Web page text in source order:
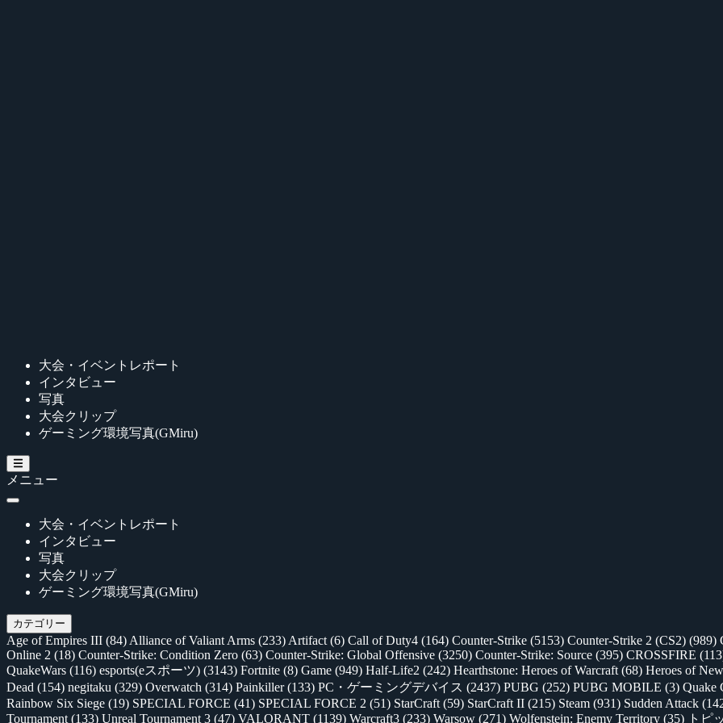
大会・イベントレポート
インタビュー
写真
大会クリップ
ゲーミング環境写真(GMiru)
メニュー
大会・イベントレポート
インタビュー
写真
大会クリップ
ゲーミング環境写真(GMiru)
カテゴリー
Age of Empires III (84) Alliance of Valiant Arms (233) Artifact (6) Call of Duty4 (164) Counter-Strike (5153) Counter-Strike 2 (CS2) (989)
Online 2 (18) Counter-Strike: Condition Zero (63) Counter-Strike: Global Offensive (3250) Counter-Strike: Source (395) CROSSFIRE
QuakeWars (116) esports(eスポーツ) (3143) Fortnite (8) Game (949) Half-Life2 (242) Hearthstone: Heroes of Warcraft (68) Heroes of
Dead (154) negitaku (329) Overwatch (314) Painkiller(133) PC・ゲーミングデバイス (2437) PUBG (252) PUBG MOBILE (3) Quake
Rainbow Six Siege (19) SPECIAL FORCE (41) SPECIAL FORCE 2 (51) StarCraft (59) StarCraft II (215) Steam (931) Sudden Attack
Tournament (133) Unreal Tournament 3 (47) VALORANT (1139) Warcraft3 (233) Warsow (271) Wolfenstein: Enemy Territory (35) トピ